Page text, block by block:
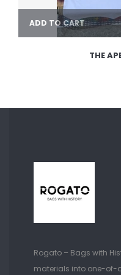
ADD TO CART
THE
Rogato – Bags with
materials into one-of-